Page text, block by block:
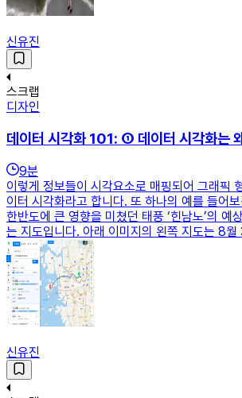
신유진
스크랩
디자인
데이터 시각화 101: ① 데이터 시각화는
9분
이렇게 정보들이 시각요소로 매핑되어 그래픽
이터 시각화라고 합니다. 또 하나의 예를 들어
한반도에 큰 영향을 미쳤던 태풍 ‘힌남노’의 예
는 지도입니다. 아래 이미지의 왼쪽 지도는 8월
신유진